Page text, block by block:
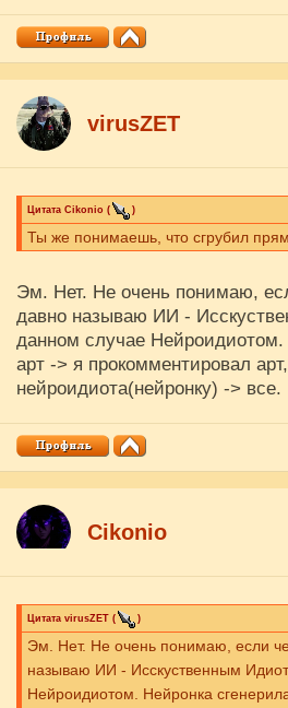
virusZET
Цитата Cikоnio ( )
Ты же понимаешь, что сгрубил
Эм. Нет. Не очень понимаю,
давно называю ИИ -
данном случае Нейроидиотом.
арт -> я прокомментировал
нейроидиота(нейронку) -> все.
Cikоnio
Цитата virusZET ( )
Эм. Нет. Не очень понимаю, если
называю ИИ - Исскуственным
Нейроидиотом. Нейронка